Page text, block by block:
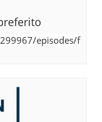
episodes/f